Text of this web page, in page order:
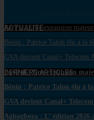
ACTUALITE
PayPal : Une expansion
Bénin : Patrice Talon élu à la
GVA devient Canal+ Telecom
DERNIERS ARTICLES
PayPal : Une expansion
Bénin : Patrice Talon élu à
GVA devient Canal+
Agbogboza : L’ édition 2026